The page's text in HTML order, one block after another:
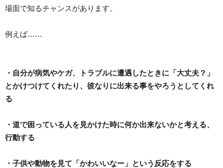
場面で知るチャンスがあります。
例えば……
・自分が病気やケガ、トラブルに遭遇したときに「大丈夫？」
とかけつけてくれたり、彼なりに出来る事をやろうとしてくれ
る
・道で困っている人を見かけた時に何か出来ないかと考える、
行動する
・子供や動物を見て「かわいいなー」という反応をする